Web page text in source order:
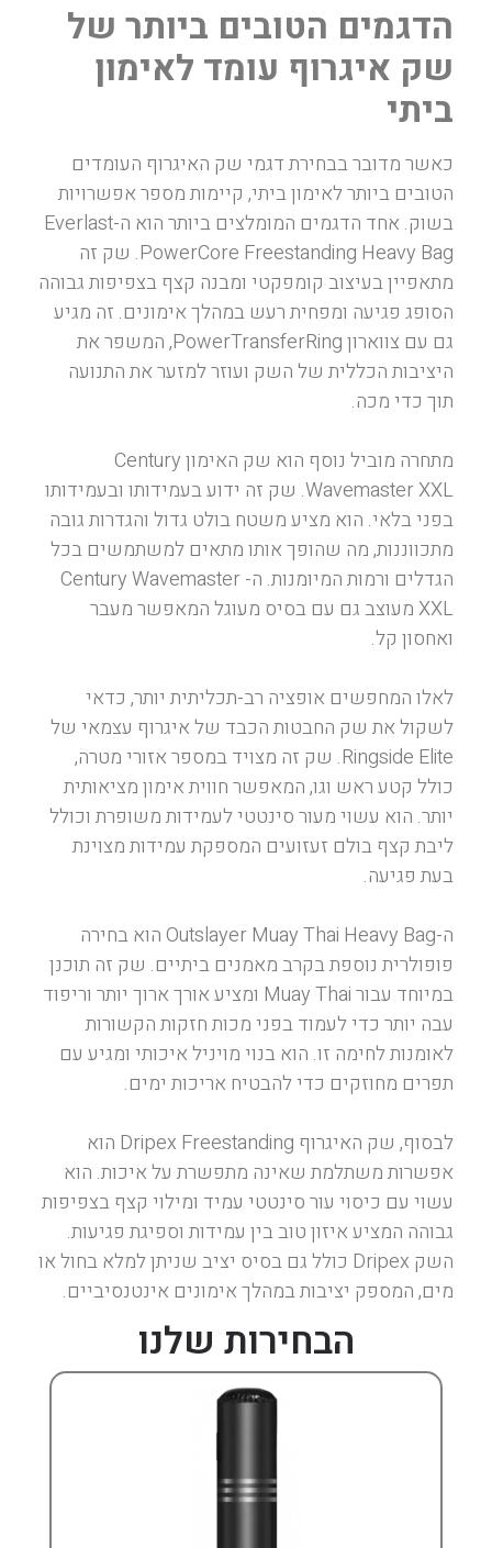
הדגמים הטובים ביותר של
שק איגרוף עומד לאימון
ביתי
כאשר מדובר בבחירת דגמי שק האיגרוף העומדים
הטובים ביותר לאימון ביתי, קיימות מספר אפשרויות
בשוק. אחד הדגמים המומלצים ביותר הוא ה-Everlast
PowerCore Freestanding Heavy Bag. שק זה
מתאפיין בעיצוב קומפקטי ומבנה קצף בצפיפות גבוהה
הסופג פגיעה ומפחית רעש במהלך אימונים. זה מגיע
גם עם צווארון PowerTransferRing, המשפר את
היציבות הכללית של השק ועוזר למזער את התנועה
תוך כדי מכה.
מתחרה מוביל נוסף הוא שק האימון Century
Wavemaster XXL. שק זה ידוע בעמידותו ובעמידותו
בפני בלאי. הוא מציע משטח בולט גדול והגדרות גובה
מתכווננות, מה שהופך אותו מתאים למשתמשים בכל
הגדלים ורמות המיומנות. ה- Century Wavemaster
XXL מעוצב גם עם בסיס מעוגל המאפשר מעבר
ואחסון קל.
לאלו המחפשים אופציה רב-תכליתית יותר, כדאי
לשקול את שק החבטות הכבד של איגרוף עצמאי של
Ringside Elite. שק זה מצויד במספר אזורי מטרה,
כולל קטע ראש וגו, המאפשר חווית אימון מציאותית
יותר. הוא עשוי מעור סינטטי לעמידות משופרת וכולל
ליבת קצף בולם זעזועים המספקת עמידות מצוינת
בעת פגיעה.
ה-Outslayer Muay Thai Heavy Bag הוא בחירה
פופולרית נוספת בקרב מאמנים ביתיים. שק זה תוכנן
במיוחד עבור Muay Thai ומציע אורך ארוך יותר וריפוד
עבה יותר כדי לעמוד בפני מכות חזקות הקשורות
לאומנות לחימה זו. הוא בנוי מויניל איכותי ומגיע עם
תפרים מחוזקים כדי להבטיח אריכות ימים.
לבסוף, שק האיגרוף Dripex Freestanding הוא
אפשרות משתלמת שאינה מתפשרת על איכות. הוא
עשוי עם כיסוי עור סינטטי עמיד ומילוי קצף בצפיפות
גבוהה המציע איזון טוב בין עמידות וספיגת פגיעות.
השק Dripex כולל גם בסיס יציב שניתן למלא בחול או
מים, המספק יציבות במהלך אימונים אינטנסיביים.
הבחירות שלנו